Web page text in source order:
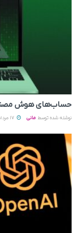
حساب‌های هوش
نوشته شده توسط مانی